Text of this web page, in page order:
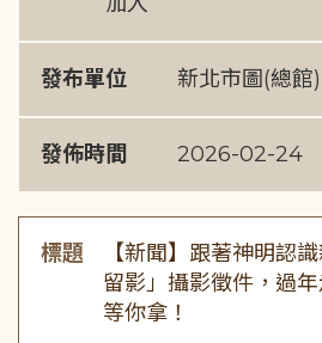
發布單位 新北市圖(總館)
發佈時間 2026-02-24
標題
【新聞】跟著神明認
留影」攝影徵件，過
等你拿！